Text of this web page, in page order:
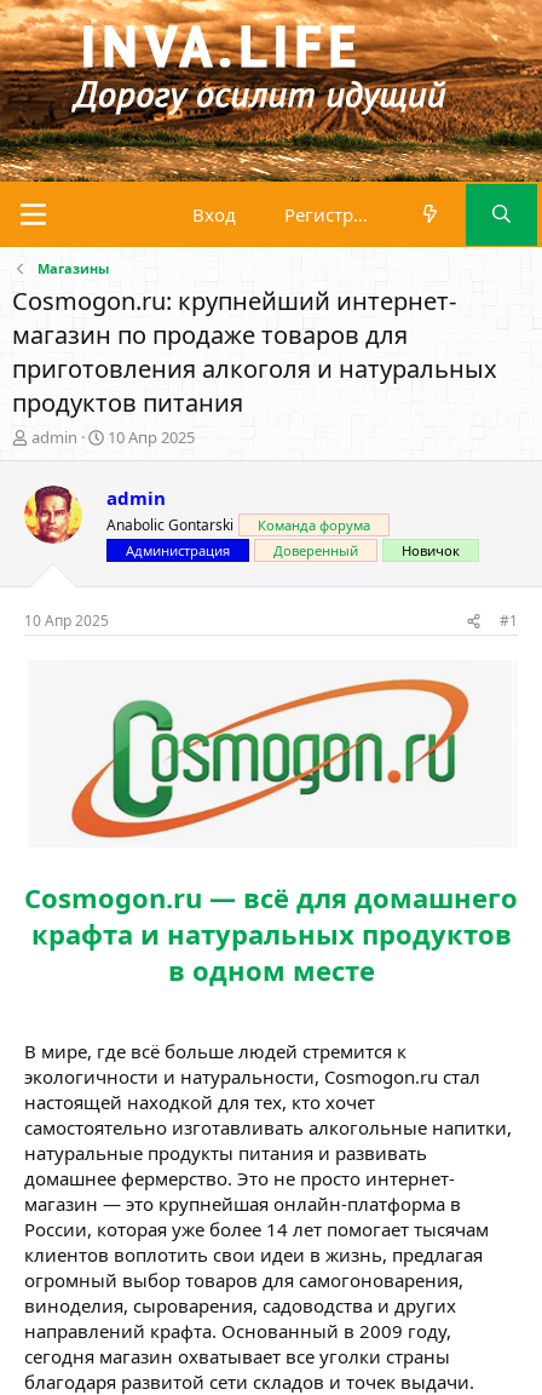
Вход Регистрация
Магазины
Cosmogon.ru: крупнейший интернет-
магазин по продаже товаров для
приготовления алкоголя и натуральных
продуктов питания
А
в
о
р
т
м
ы
admin
Д
а
а
н
а
ч
а
л
а
10 Апр 2025
admin
Anabolic Gontarski
Команда форума
Администрация
Доверенный Новичок
10 Апр 2025 #1
Cosmogon.ru — всё для домашнего
крафта и натуральных продуктов
в одном месте
В мире, где всё больше людей стремится к
экологичности и натуральности, Cosmogon.ru стал
настоящей находкой для тех, кто хочет
самостоятельно изготавливать алкогольные напитки,
натуральные продукты питания и развивать
домашнее фермерство. Это не просто интернет-
магазин — это крупнейшая онлайн-платформа в
России, которая уже более 14 лет помогает тысячам
клиентов воплотить свои идеи в жизнь, предлагая
огромный выбор товаров для самогоноварения,
виноделия, сыроварения, садоводства и других
направлений крафта. Основанный в 2009 году,
сегодня магазин охватывает все уголки страны
благодаря развитой сети складов и точек выдачи.